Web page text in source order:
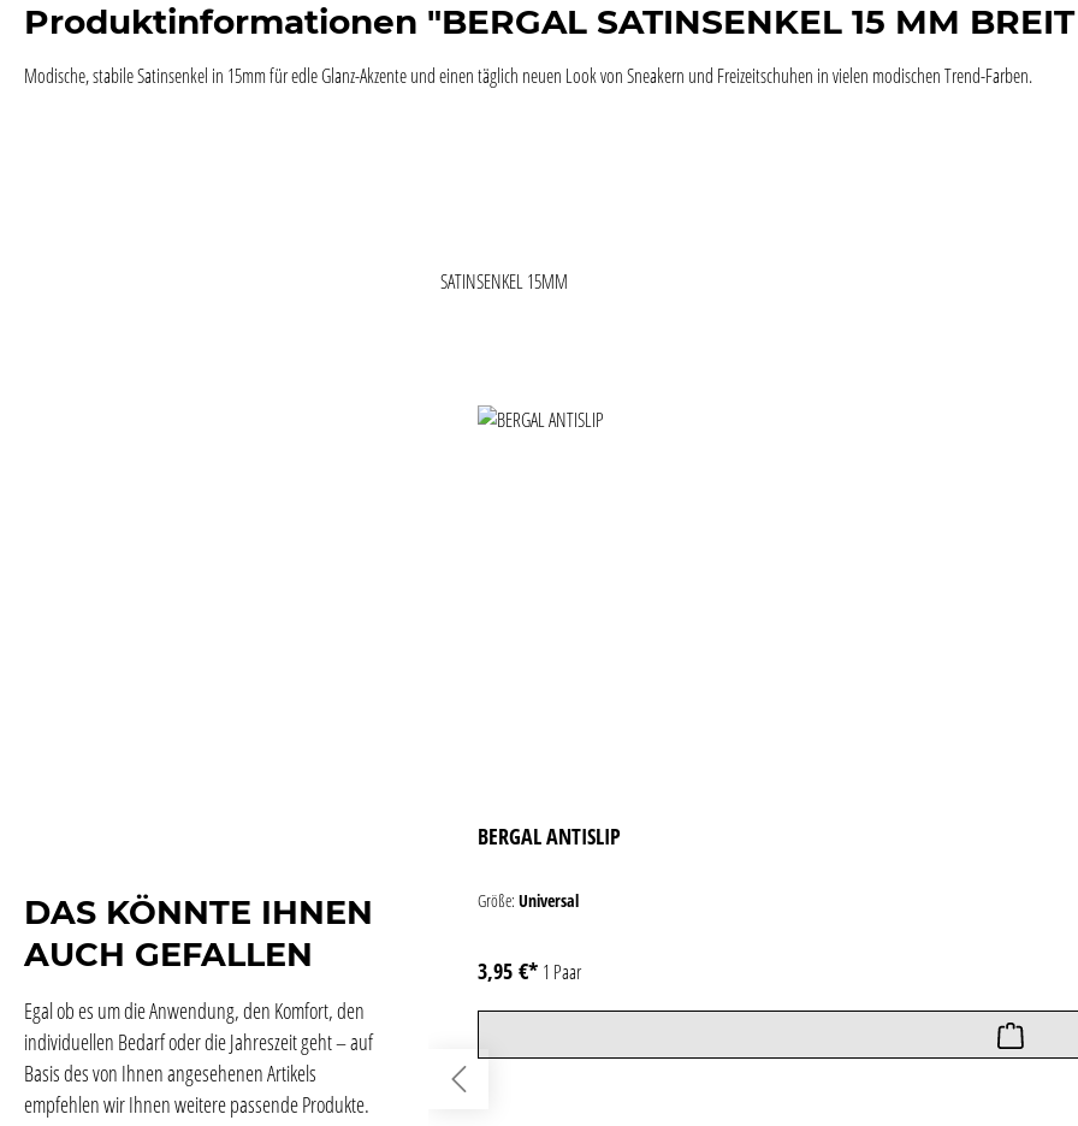
Produktinformationen "BERGAL SATINSENKEL 15 MM
Modische, stabile Satinsenkel in 15mm für edle Glanz-Akzente und einen täglich neuen Look von Sneakern und Freizeitschuhen in vielen modischen Trend-Farben.
DAS KÖNNTE IHNEN
AUCH GEFALLEN
Egal ob es um die Anwendung, den Komfort, den
individuellen Bedarf oder die Jahreszeit geht – auf
Basis des von Ihnen angesehenen Artikels
empfehlen wir Ihnen weitere passende Produkte.
SATINSENKEL 15MM
BERGAL ANTISLIP
Größe: Universal
3,95 €* 1 Paar